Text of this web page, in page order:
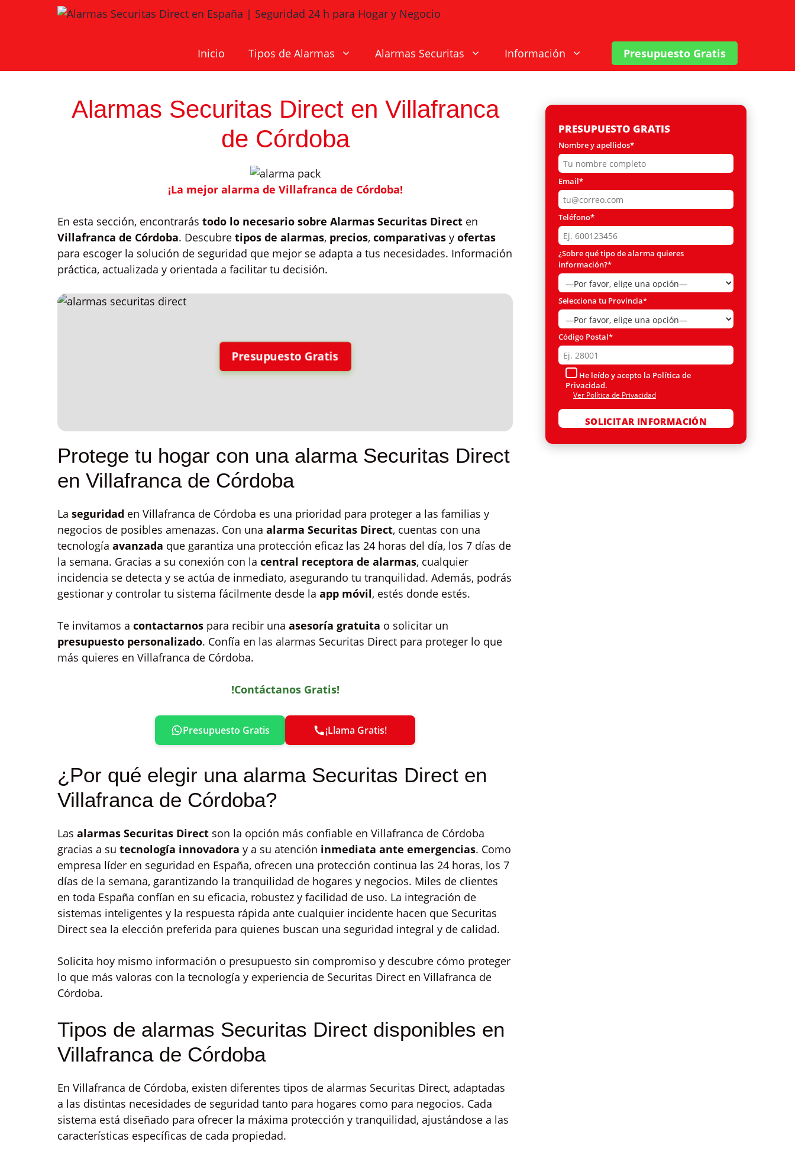
Inicio
Tipos de Alarmas Alarmas Securitas Información Presupuesto Gratis
Alarmas Securitas Direct en Villafranca
de Córdoba
¡La mejor alarma de Villafranca de Córdoba!
En esta sección, encontrarás todo lo necesario sobre Alarmas Securitas Direct en
Villafranca de Córdoba. Descubre tipos de alarmas, precios, comparativas y ofertas
para escoger la solución de seguridad que mejor se adapta a tus necesidades. Información
práctica, actualizada y orientada a facilitar tu decisión.
Presupuesto Gratis
Protege tu hogar con una alarma Securitas Direct
en Villafranca de Córdoba
La seguridad en Villafranca de Córdoba es una prioridad para proteger a las familias y
negocios de posibles amenazas. Con una alarma Securitas Direct, cuentas con una
tecnología avanzada que garantiza una protección eficaz las 24 horas del día, los 7 días de
la semana. Gracias a su conexión con la central receptora de alarmas, cualquier
incidencia se detecta y se actúa de inmediato, asegurando tu tranquilidad. Además, podrás
gestionar y controlar tu sistema fácilmente desde la app móvil, estés donde estés.
Te invitamos a contactarnos para recibir una asesoría gratuita o solicitar un
presupuesto personalizado. Confía en las alarmas Securitas Direct para proteger lo que
más quieres en Villafranca de Córdoba.
!Contáctanos Gratis!
Presupuesto Gratis ¡Llama Gratis!
¿Por qué elegir una alarma Securitas Direct en
Villafranca de Córdoba?
Las alarmas Securitas Direct son la opción más confiable en Villafranca de Córdoba
gracias a su tecnología innovadora y a su atención inmediata ante emergencias. Como
empresa líder en seguridad en España, ofrecen una protección continua las 24 horas, los 7
días de la semana, garantizando la tranquilidad de hogares y negocios. Miles de clientes
en toda España confían en su eficacia, robustez y facilidad de uso. La integración de
sistemas inteligentes y la respuesta rápida ante cualquier incidente hacen que Securitas
Direct sea la elección preferida para quienes buscan una seguridad integral y de calidad.
Solicita hoy mismo información o presupuesto sin compromiso y descubre cómo proteger
lo que más valoras con la tecnología y experiencia de Securitas Direct en Villafranca de
Córdoba.
Tipos de alarmas Securitas Direct disponibles en
Villafranca de Córdoba
En Villafranca de Córdoba, existen diferentes tipos de alarmas Securitas Direct, adaptadas
a las distintas necesidades de seguridad tanto para hogares como para negocios. Cada
sistema está diseñado para ofrecer la máxima protección y tranquilidad, ajustándose a las
características específicas de cada propiedad.
PRESUPUESTO GRATIS
Nombre y apellidos*
Email*
Teléfono*
¿Sobre qué tipo de alarma quieres
información?*
Selecciona tu Provincia*
Código Postal*
He leído y acepto la Política de
Privacidad.
Ver Política de Privacidad
Por favor, deja este campo vacío.